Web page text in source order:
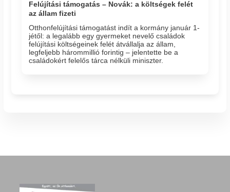
Felújítási támogatás – Novák: a költségek felét
az állam fizeti
Otthonfelújítási támogatást indít a kormány január 1-
jétől: a legalább egy gyermeket nevelő családok
felújítási költségeinek felét átvállalja az állam,
legfeljebb hárommillió forintig – jelentette be a
családokért felelős tárca nélküli miniszter.